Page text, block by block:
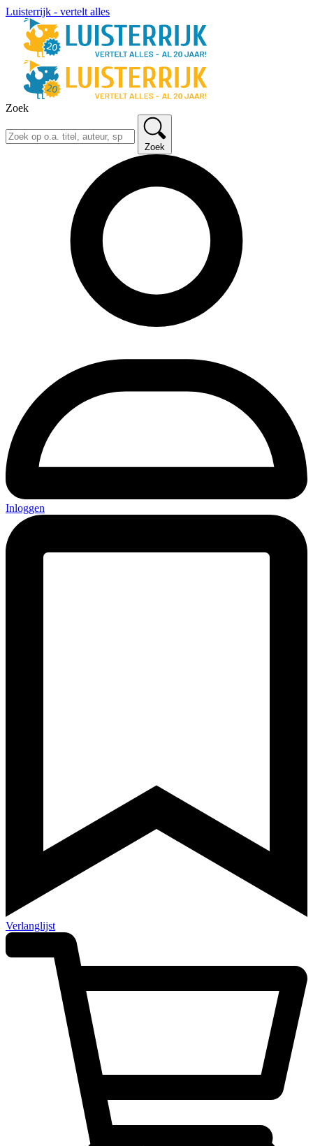
Luisterrijk - vertelt alles
Zoek
Zoek
Inloggen
Verlanglijst